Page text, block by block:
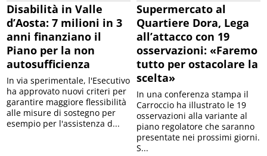
Disabilità in Valle
d’Aosta: 7 milioni in 3
anni finanziano il
Piano per la non
autosufficienza
In via sperimentale, l'Esecutivo
ha approvato nuovi criteri per
garantire maggiore flessibilità
alle misure di sostegno per
esempio per l'assistenza d...
Supermercato al
Quartiere Dora, Lega
all’attacco con 19
osservazioni: «Faremo
tutto per ostacolare la
scelta»
In una conferenza stampa il
Carroccio ha illustrato le 19
osservazioni alla variante al
piano regolatore che saranno
presentate nei prossimi giorni.
S...